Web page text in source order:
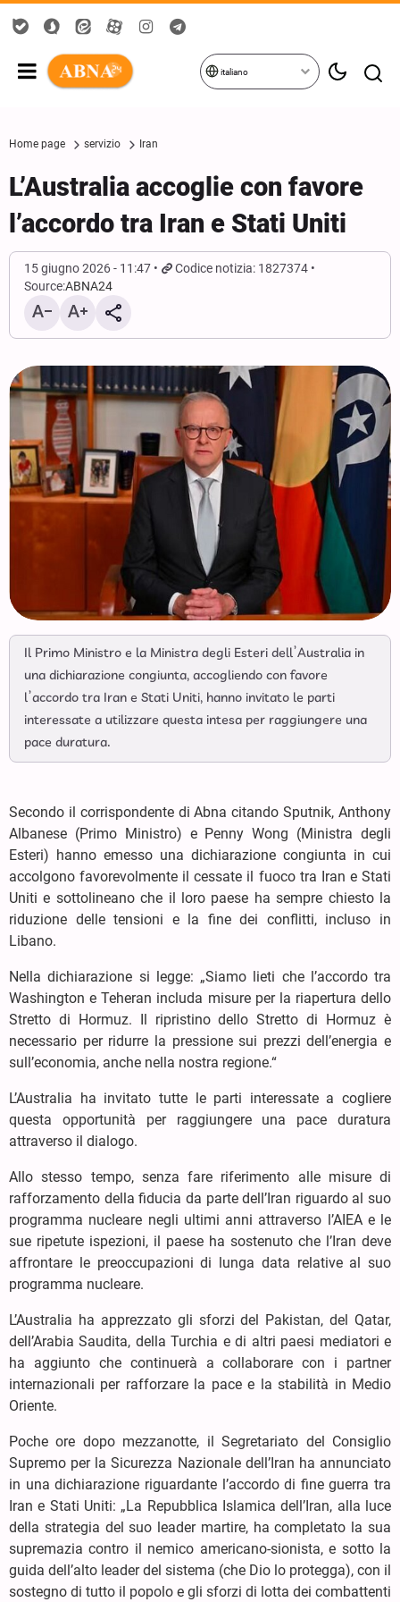
italiano
Home page servizio Iran
L’Australia accoglie con favore
l’accordo tra Iran e Stati Uniti
15 giugno 2026 - 11:47
Codice notizia: 1827374
Source:ABNA24
Il Primo Ministro e la Ministra degli Esteri dell’Australia in
una dichiarazione congiunta, accogliendo con favore
l’accordo tra Iran e Stati Uniti, hanno invitato le parti
interessate a utilizzare questa intesa per raggiungere una
pace duratura.
Secondo il corrispondente di Abna citando Sputnik, Anthony
Albanese (Primo Ministro) e Penny Wong (Ministra degli
Esteri) hanno emesso una dichiarazione congiunta in cui
accolgono favorevolmente il cessate il fuoco tra Iran e Stati
Uniti e sottolineano che il loro paese ha sempre chiesto la
riduzione delle tensioni e la fine dei conflitti, incluso in
Libano.
Nella dichiarazione si legge: „Siamo lieti che l’accordo tra
Washington e Teheran includa misure per la riapertura dello
Stretto di Hormuz. Il ripristino dello Stretto di Hormuz è
necessario per ridurre la pressione sui prezzi dell’energia e
sull’economia, anche nella nostra regione.“
L’Australia ha invitato tutte le parti interessate a cogliere
questa opportunità per raggiungere una pace duratura
attraverso il dialogo.
Allo stesso tempo, senza fare riferimento alle misure di
rafforzamento della fiducia da parte dell’Iran riguardo al suo
programma nucleare negli ultimi anni attraverso l’AIEA e le
sue ripetute ispezioni, il paese ha sostenuto che l’Iran deve
affrontare le preoccupazioni di lunga data relative al suo
programma nucleare.
L’Australia ha apprezzato gli sforzi del Pakistan, del Qatar,
dell’Arabia Saudita, della Turchia e di altri paesi mediatori e
ha aggiunto che continuerà a collaborare con i partner
internazionali per rafforzare la pace e la stabilità in Medio
Oriente.
Poche ore dopo mezzanotte, il Segretariato del Consiglio
Supremo per la Sicurezza Nazionale dell’Iran ha annunciato
in una dichiarazione riguardante l’accordo di fine guerra tra
Iran e Stati Uniti: „La Repubblica Islamica dell’Iran, alla luce
della strategia del suo leader martire, ha completato la sua
supremazia contro il nemico americano-sionista, e sotto la
guida dell’alto leader del sistema (che Dio lo protegga), con il
sostegno di tutto il popolo e gli sforzi di lotta dei combattenti